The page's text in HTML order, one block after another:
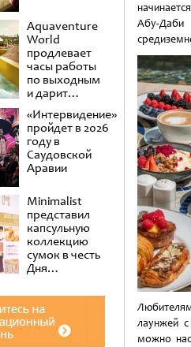
Aquaventure
World
продлевает
часы работы
по выходным
и дарит
второй день в
подарок
«Интервидение»
пройдет в 2026
году в
Саудовской
Аравии
Minimalist
представил
капсульную
коллекцию
сумок в честь
Дня
женщин в
музее Al
Shindagha
Абу-
лаунжей
можно